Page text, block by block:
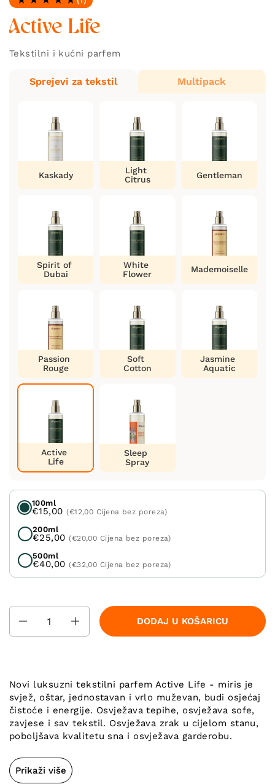
Ocjena: 5.0 od 5
Active Life
Tekstilni i kućni parfem
Sprejevi za tekstil Multipack
Kaskady
Light
Citrus
Gentleman
Spirit of
Dubai
White
Flower
Mademoiselle
Passion
Rouge
Soft
Cotton
Jasmine
Aquatic
Active
Life
Sleep
Spray
100ml
€15,00(€12,00 Cijena bez poreza)
200ml
€25,00(€20,00 Cijena bez poreza)
500ml
€40,00(€32,00 Cijena bez poreza)
DODAJ U KOŠARICU
Novi luksuzni tekstilni parfem Active Life - miris je
svjež, oštar, jednostavan i vrlo muževan, budi osjećaj
čistoće i energije. Osvježava tepihe, osvježava sofe,
zavjese i sav tekstil. Osvježava zrak u cijelom stanu,
poboljšava kvalitetu sna i osvježava garderobu.
Prikaži više